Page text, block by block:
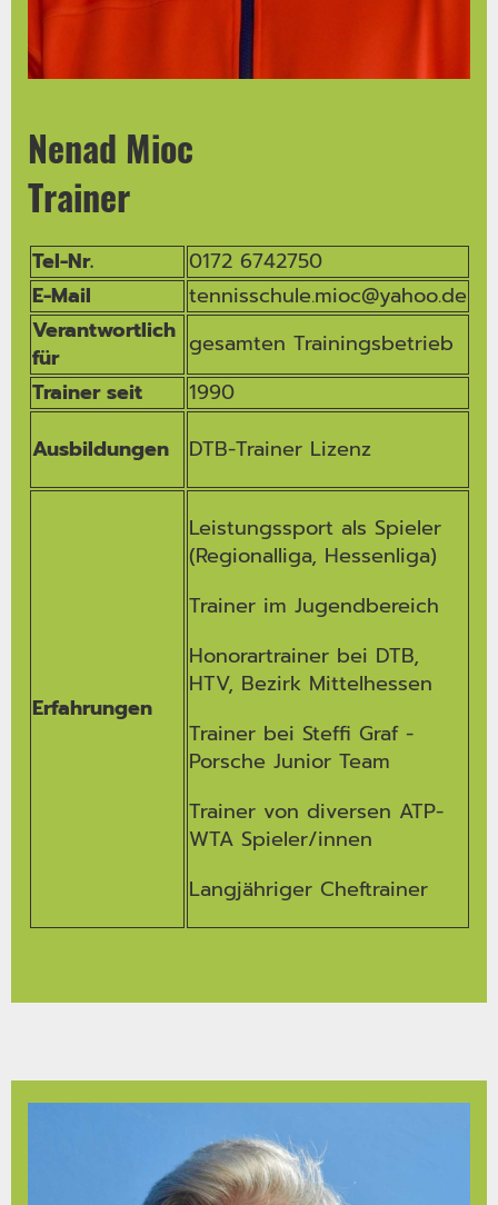
Nenad Mioc
Trainer
Tel-Nr.
0172 6742750
E-Mail
tennisschule.mioc@yahoo.de
Verantwortlich
für
gesamten Trainingsbetrieb
Trainer seit
1990
Ausbildungen
DTB-Trainer Lizenz
Erfahrungen
Leistungssport als Spieler
(Regionalliga, Hessenliga)
Trainer im Jugendbereich
Honorartrainer bei DTB,
HTV, Bezirk Mittelhessen
Trainer bei Steffi Graf -
Porsche Junior Team
Trainer von diversen ATP-
WTA Spieler/innen
Langjähriger Cheftrainer